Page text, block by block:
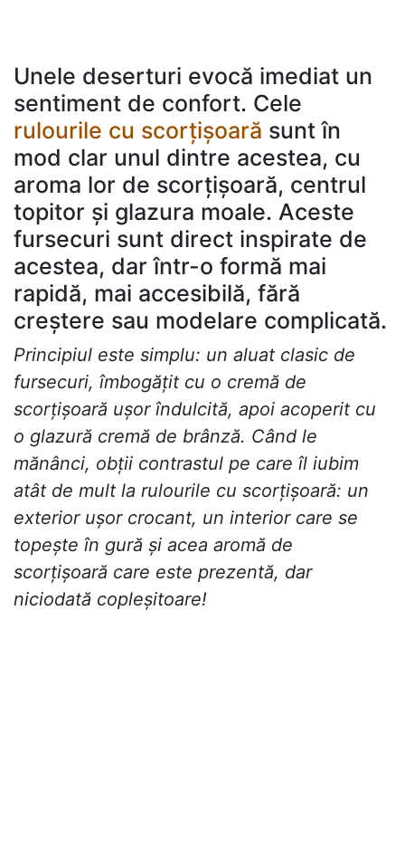
Unele deserturi evocă imediat un
sentiment de confort. Cele
rulourile cu scorțișoară sunt în
mod clar unul dintre acestea, cu
aroma lor de scorțișoară, centrul
topitor și glazura moale. Aceste
fursecuri sunt direct inspirate de
acestea, dar într-o formă mai
rapidă, mai accesibilă, fără
creștere sau modelare complicată.
Principiul este simplu: un aluat clasic de
fursecuri, îmbogățit cu o cremă de
scorțișoară ușor îndulcită, apoi acoperit cu
o glazură cremă de brânză. Când le
mănânci, obții contrastul pe care îl iubim
atât de mult la rulourile cu scorțișoară: un
exterior ușor crocant, un interior care se
topește în gură și acea aromă de
scorțișoară care este prezentă, dar
niciodată copleșitoare!